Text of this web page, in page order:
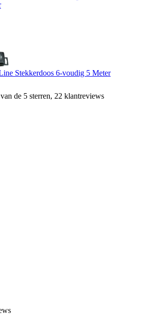
Stekkerdoos 6-voudig 5 Meter
de 5 sterren, 22 klantreviews